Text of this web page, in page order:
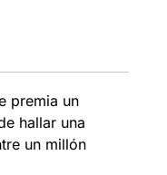
premia un
hallar una
un millón